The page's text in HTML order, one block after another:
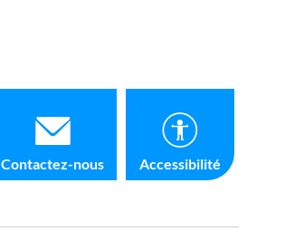
Contactez-nous Accessibilité